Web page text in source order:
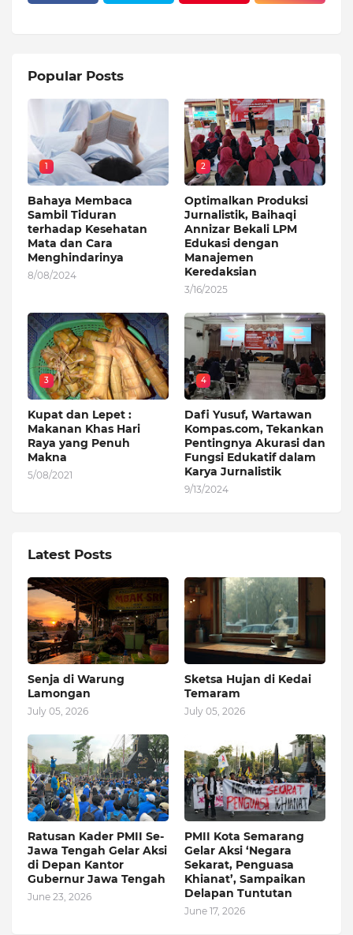
Popular Posts
1
Bahaya Membaca
Sambil Tiduran
terhadap Kesehatan
Mata dan Cara
Menghindarinya
8/08/2024
2
Optimalkan Produksi
Jurnalistik, Baihaqi
Annizar Bekali LPM
Edukasi dengan
Manajemen
Keredaksian
3/16/2025
3
Kupat dan Lepet :
Makanan Khas Hari
Raya yang Penuh
Makna
5/08/2021
4
Dafi Yusuf, Wartawan
Kompas.com, Tekankan
Pentingnya Akurasi dan
Fungsi Edukatif dalam
Karya Jurnalistik
9/13/2024
Latest Posts
Senja di Warung
Lamongan
July 05, 2026
Sketsa Hujan di Kedai
Temaram
July 05, 2026
Ratusan Kader PMII Se-
Jawa Tengah Gelar Aksi
di Depan Kantor
Gubernur Jawa Tengah
June 23, 2026
PMII Kota Semarang
Gelar Aksi ‘Negara
Sekarat, Penguasa
Khianat’, Sampaikan
Delapan Tuntutan
June 17, 2026